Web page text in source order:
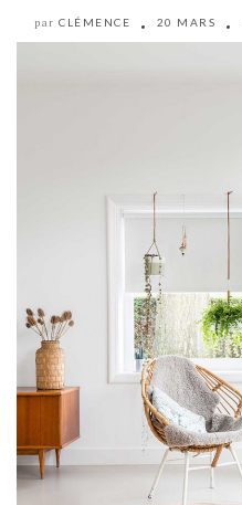
par CLÉMENCE 20 MARS